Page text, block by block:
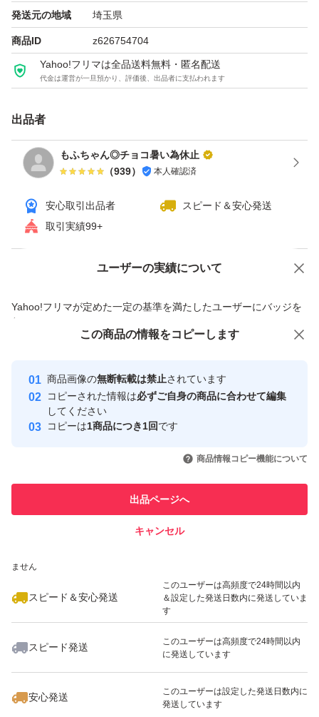
発送元の地域 埼玉県
商品ID z626754704
Yahoo!フリマは全品送料無料・匿名配送
代金は運営が一旦預かり、評価後、出品者に支払われます
出品者
もふちゃん◎チョコ暑い為休止
（939） 本人確認済
安心取引出品者
スピード＆安心発送
取引実績99+
ユーザーの実績について
Yahoo!フリマが定めた一定の基準を満たしたユーザーにバッジを
付与しています
安心取引出品者
心・安全なユーザーです
取引実績
引を完了させた実績があります
での取引実績があります
ません
スピード＆安心発送
このユーザーは高頻度で24時間以内
＆設定した発送日数内に発送していま
す
スピード発送
このユーザーは高頻度で24時間以内
に発送しています
安心発送
このユーザーは設定した発送日数内に
発送しています
価格の相談 商品への質問
この商品の情報をコピーします
商品画像の無断転載は禁止されています
コピーされた情報は必ずご自身の商品に合わせて編集
してください
コピーは1商品につき1回です
商品情報コピー機能について
出品ページへ
キャンセル
この商品をみている人にオススメ
いいね！
4,200